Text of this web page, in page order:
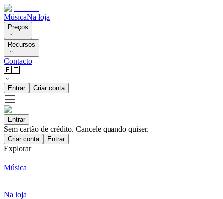
MúsicaNa loja
Preços
Recursos
Contacto
🇵🇹
Entrar Criar conta
Entrar
Sem cartão de crédito. Cancele quando quiser.
Criar conta Entrar
Explorar
Música
Na loja